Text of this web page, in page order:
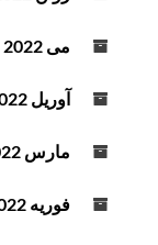
می 2022
آوریل 2022
مارس 2022
فوریه 2022